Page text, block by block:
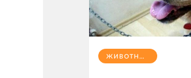
ЖИВОТНЫЕ